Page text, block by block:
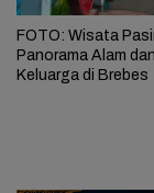
FOTO: Wisata
Panorama Alam
Keluarga di Brebes